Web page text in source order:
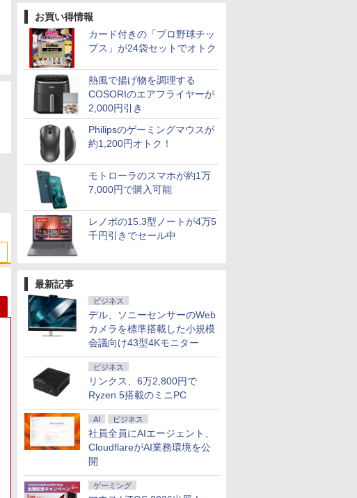
お買い得情報
カード付きの「プロ野球チッ
プス」が24袋セットでオトク
熱風で揚げ物を調理する
COSORIのエアフライヤーが
2,000円引き
Philipsのゲーミングマウスが
約1,200円オトク！
モトローラのスマホが約1万
7,000円で購入可能
レノボの15.3型ノートが4万5
千円引きでセール中
最新記事
ビジネス
デル、ソニーセンサーのWeb
カメラを標準搭載した小規模
会議向け43型4Kモニター
ビジネス
リンクス、6万2,800円で
Ryzen 5搭載のミニPC
AI ビジネス
社員全員にAIエージェント、
CloudflareがAI業務環境を公
開
ゲーミング
1
[訳アリ★格安] ノートパソコン
Windows11 15.6型 HP 250 G7
第七世代 Core-i3 メモリ8GB
SSD128GB 15.6インチ 無線
￥12,800
2
【中古】Apple MacBook Air
8GB/256GB シルバー
MGN93J/A (M1・2020)【ECセ
1
ポイント10倍 送料無料 中古パソコン
Windows 11 Pro 64bit 搭載 DELL
OptiPlex シリーズ（7010等） Core i7 第3
世代 3770 3.4G/メモリ
￥19,800
2
＼11日まで限定価格／ゲーミングPC セッ
16GB SSD500GB Windows11 デスクトッ
￥181,070
6
【2,000円クーポン＋P最大31.5%還元！】KTC MegPad 25イン
チ Android 14搭載 スマートタブレット ディスプレイ モバイル
モニター FHD 10点マルチタッチ 8GB+128GB Qualcommチッ
プ ビジネス/移動/家庭用 レディース A25Q5
￥45,979
6
杖と剣のウィストリア
（16） 【電子書籍】[ 大
森藤ノ ]
￥594
7
【予約】永瀬廉 プレミア
（仮）【2027年1月23日
発売予定】 集英社 永瀬廉
￥8,800
8
小学館の図鑑NEO〔新
了 ]